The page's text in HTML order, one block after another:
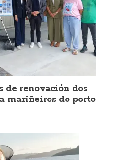
de renovación dos
mariñeiros do porto